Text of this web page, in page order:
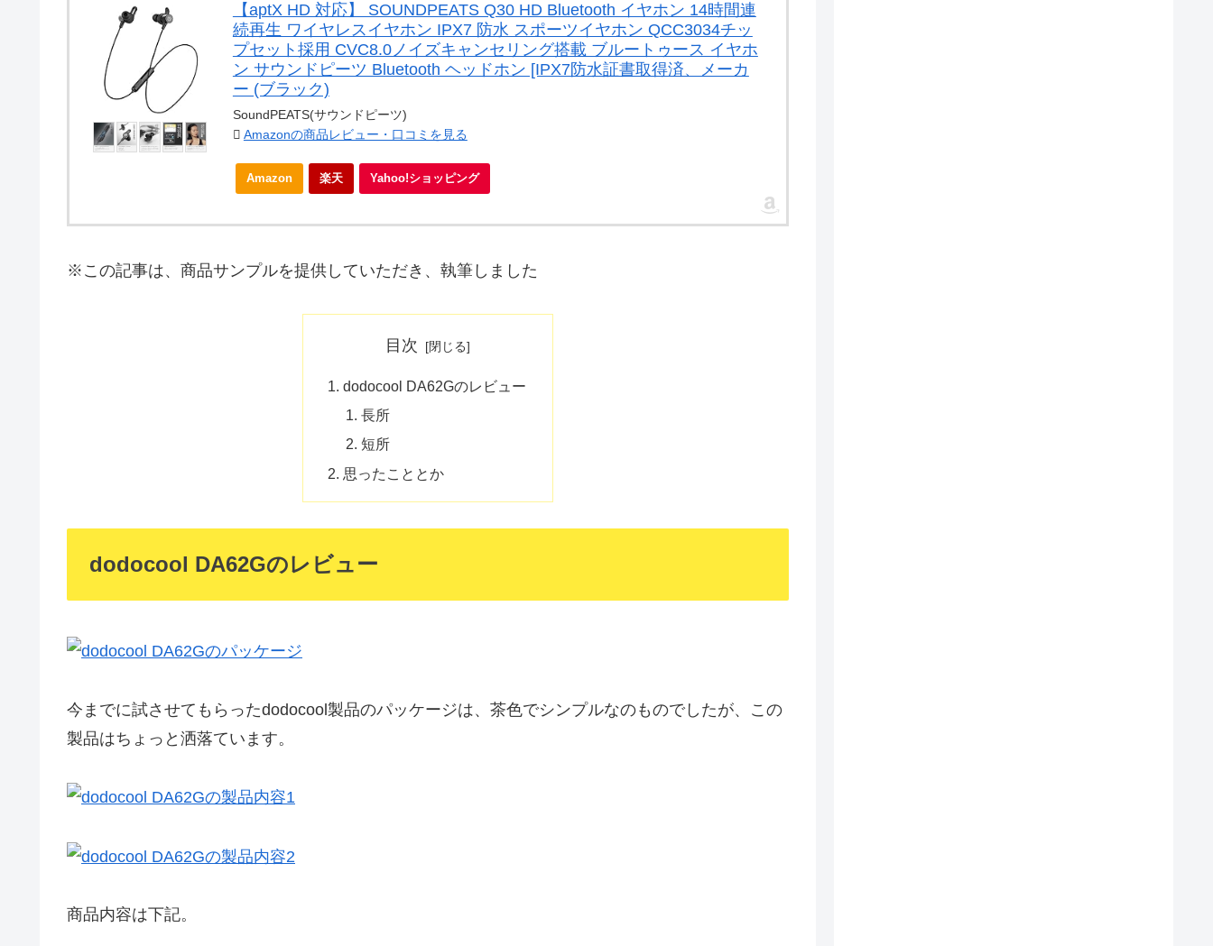
【aptX HD 対応】 SOUNDPEATS Q30 HD Bluetooth イヤホン 14時間連
続再生 ワイヤレスイヤホン IPX7 防水 スポーツイヤホン QCC3034チッ
プセット採用 CVC8.0ノイズキャンセリング搭載 ブルートゥース イヤホ
ン サウンドピーツ Bluetooth ヘッドホン [IPX7防水証書取得済、メーカ
ー (ブラック)
SoundPEATS(サウンドピーツ)
Amazonの商品レビュー・口コミを見る
Amazon 楽天 Yahoo!ショッピング
※この記事は、商品サンプルを提供していただき、執筆しました
目次
dodocool DA62Gのレビュー
長所
短所
思ったこととか
dodocool DA62Gのレビュー
今までに試させてもらったdodocool製品のパッケージは、茶色でシンプルなのものでしたが、この
製品はちょっと洒落ています。
商品内容は下記。